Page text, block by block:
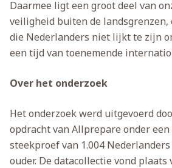
Daarmee ligt een groot deel van
veiligheid buiten de
die Nederlanders niet lijkt te zijn
een tijd van toenemende
Over het onderzoek
Het onderzoek werd uitgevoerd
opdracht van Allprepare onder
steekproef van 1.004
ouder. De datacollectie vond plaats